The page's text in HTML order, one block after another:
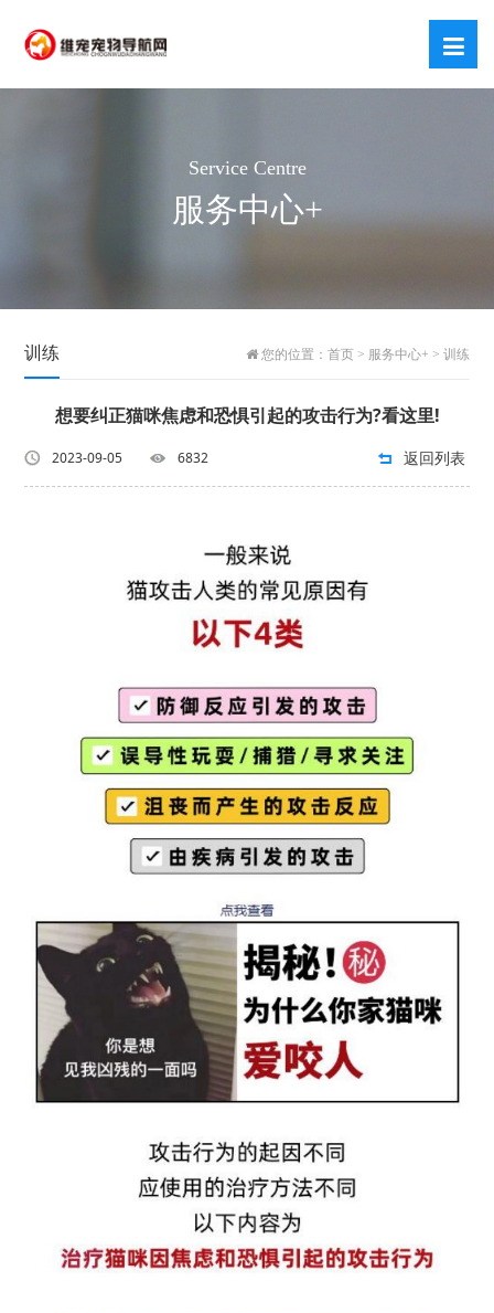
Service Centre
服务中心+
训练 您的位置： 首页> 服务中心+ > 训练
想要纠正猫咪焦虑和恐惧引起的攻击行为?看这里!
2023-09-05 6832 返回列表